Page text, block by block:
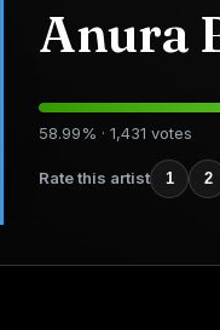
Anura
58.99% · 1,431 votes
Rate this artist 1 2